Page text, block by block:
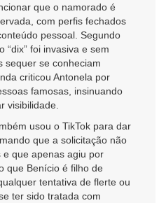
que o namorado é
com perfis fechados
pessoal. Segundo
“dix” foi invasiva e sem
sequer se conheciam
criticou Antonela por
famosas, insinuando
visibilidade.
usou o TikTok para dar
que a solicitação não
que apenas agiu por
que Benício é filho de
tentativa de flerte ou
ter sido tratada com